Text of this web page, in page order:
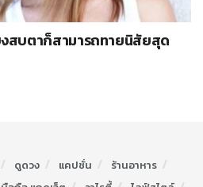
งสบตาก็สามารถทายนิสัยสุด
ดูดวง แคปชั่น
ร้านอาหาร